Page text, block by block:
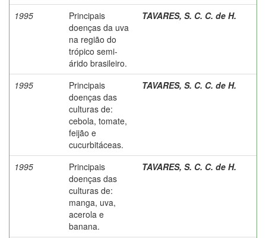
1995
Principais
doenças da uva
na região do
trópico semi-
árido brasileiro.
TAVARES, S. C. C. de H.
1995
Principais
doenças das
culturas de:
cebola, tomate,
feijão e
cucurbitáceas.
TAVARES, S. C. C. de H.
1995
Principais
doenças das
culturas de:
manga, uva,
acerola e
banana.
TAVARES, S. C. C. de H.